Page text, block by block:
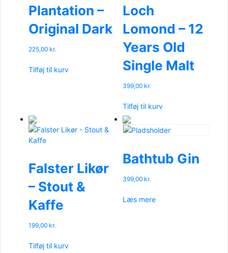
Plantation –
Original Dark
225,00 kr.
Tilføj til kurv
Loch
Lomond – 12
Years Old
Single Malt
399,00 kr.
Tilføj til kurv
Falster Likør
– Stout &
Kaffe
199,00 kr.
Tilføj til kurv
Bathtub Gin
399,00 kr.
Læs mere